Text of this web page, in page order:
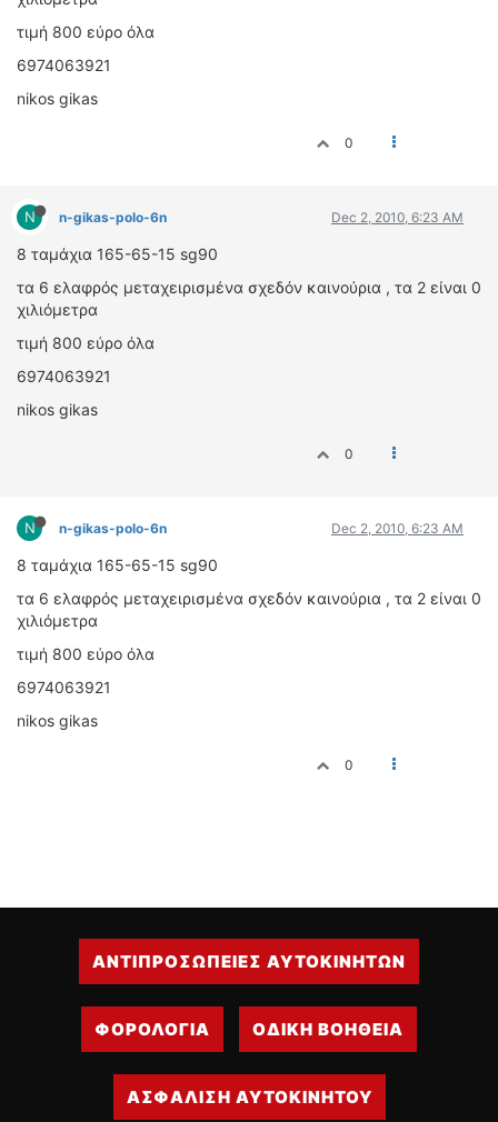
τιμή 800 εύρο όλα
6974063921
nikos gikas
0
N n-gikas-polo-6n Dec 2, 2010, 6:23 AM
8 ταμάχια 165-65-15 sg90
τα 6 ελαφρός μεταχειρισμένα σχεδόν καινούρια , τα 2 είναι 0
χιλιόμετρα
τιμή 800 εύρο όλα
6974063921
nikos gikas
0
N n-gikas-polo-6n Dec 2, 2010, 6:23 AM
8 ταμάχια 165-65-15 sg90
τα 6 ελαφρός μεταχειρισμένα σχεδόν καινούρια , τα 2 είναι 0
χιλιόμετρα
τιμή 800 εύρο όλα
6974063921
nikos gikas
0
ΟΔΟΙΠΟΡΙΚΑ
VIDEO
ΤΕΧΝΟΛΟΓΙΑ
ΕΙΔΗΣΕΙΣ – ΠΑΡΟΥΣΙΑΣΕΙΣ
ΛΕΞΙΚΟ
ΔΟΚΙΜΕΣ – ΠΑΡΟΥΣΙΑΣΕΙΣ
ΕΙΔΗΣΕΙΣ
ΔΙΕΘΝΕΙΣ ΑΓΩΝΕΣ
ΤΙΜΕΣ
4T CLASSIC
ΠΡΟΣΩΠΙΚΟΤΗΤΕΣ
ΟΔΗΓΟΥΜΕ
ΕΠΙΚΑΙΡΟΤΗΤΑ
ΑΝΤΙΠΡΟΣΩΠΕΙΕΣ ΑΥΤΟΚΙΝΗΤΩΝ
ΦΟΡΟΛΟΓΙΑ ΟΔΙΚΗ ΒΟΗΘΕΙΑ
ΑΣΦΑΛΙΣΗ ΑΥΤΟΚΙΝΗΤΟΥ